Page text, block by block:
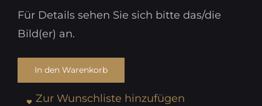
Für Details sehen Sie sich bitte das/die
Bild(er) an.
In den Warenkorb
Zur Wunschliste hinzufügen